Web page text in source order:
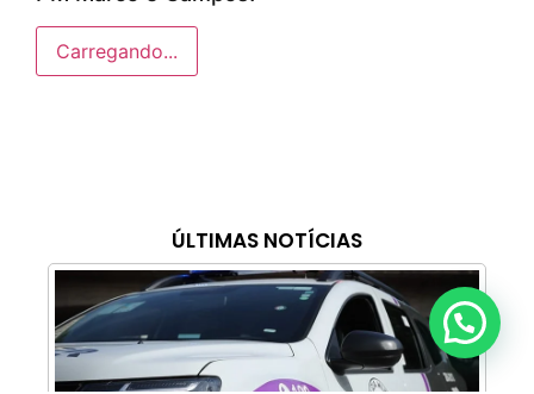
ÚLTIMAS NOTÍCIAS
Carregando...
Anunciar ou recomendar matéria